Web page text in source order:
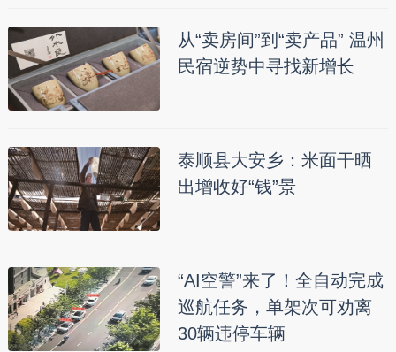
从“卖房间”到“卖产品” 温州
民宿逆势中寻找新增长
泰顺县大安乡：米面干晒
出增收好“钱”景
“AI空警”来了！全自动完成
巡航任务，单架次可劝离
30辆违停车辆